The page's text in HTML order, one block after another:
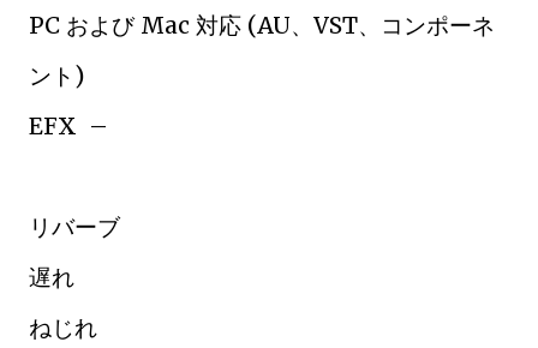
PC および Mac 対応 (AU、VST、コンポーネ
ント)
EFX –
リバーブ
遅れ
ねじれ